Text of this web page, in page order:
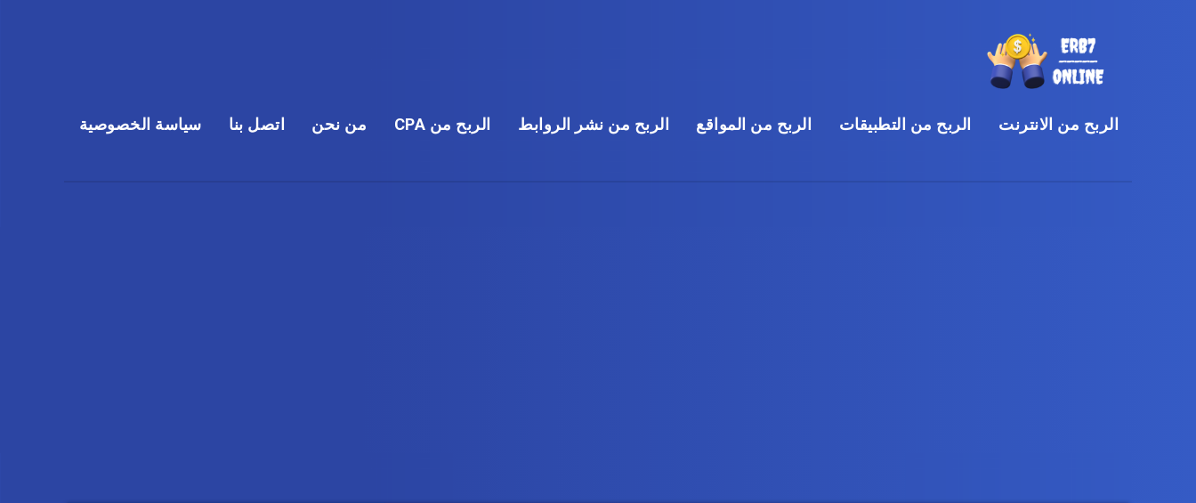
الربح من الانترنت الربح من التطبيقات الربح من المواقع الربح من نشر الروابط الربح من CPA من نحن اتصل بنا سياسة الخصوصية